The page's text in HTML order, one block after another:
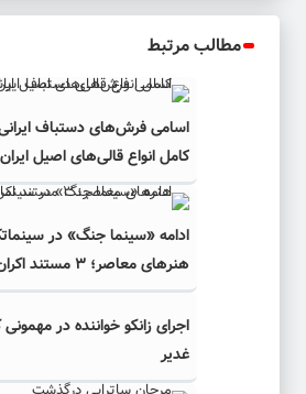
مطالب مرتبط
اسامی فرش‌های دستباف
کامل انواع قالی‌های اصیل ایران
ادامه «سینما جنگ» در
هنرهای معاصر؛ ۳ مستند اکران می‌شود
اجرای زانکو خواننده در
غدیر